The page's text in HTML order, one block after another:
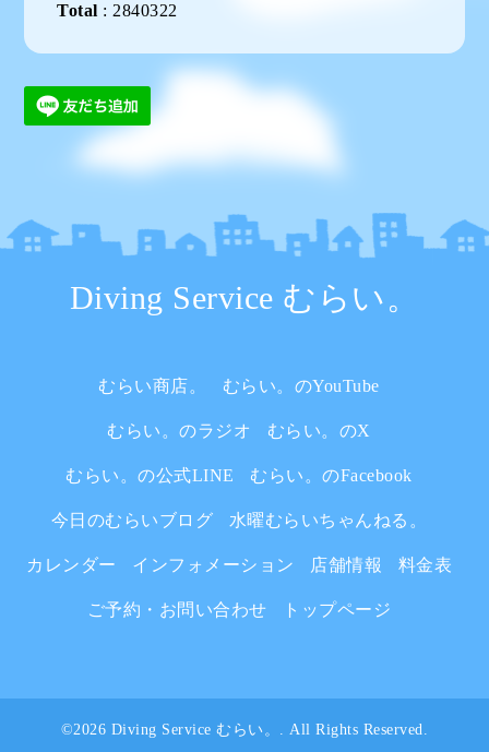
Total : 2840322
Diving Service むらい。
むらい商店。 むらい。のYouTube
むらい。のラジオ むらい。のX
むらい。の公式LINE むらい。のFacebook
今日のむらいブログ 水曜むらいちゃんねる。
カレンダー インフォメーション 店舗情報 料金表
ご予約・お問い合わせ トップページ
©2026 Diving Service むらい。 . All Rights Reserved.